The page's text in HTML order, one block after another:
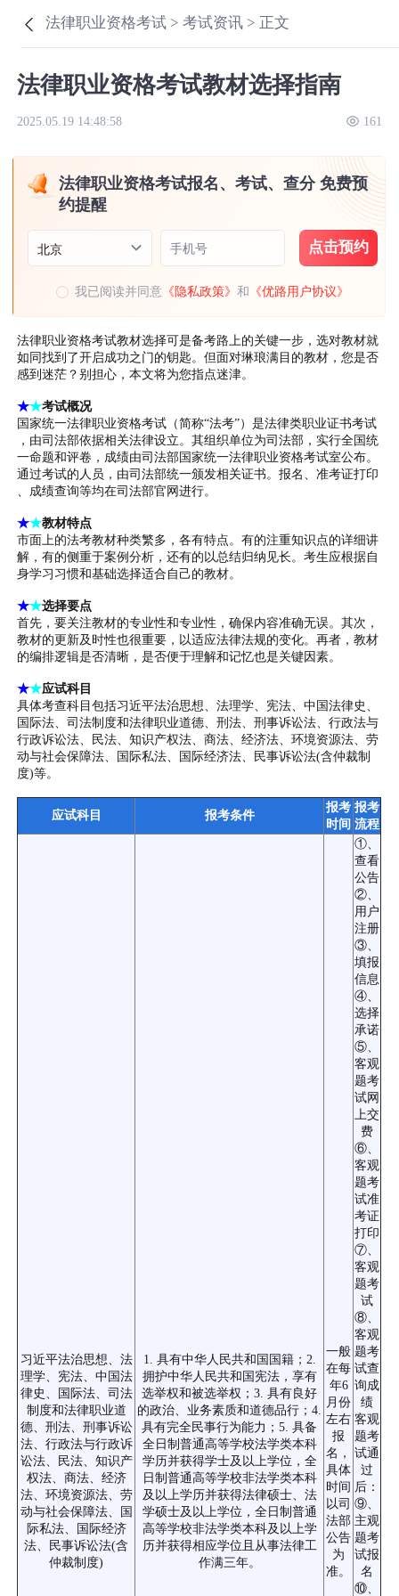
法律职业资格考试 >考试资讯 > 正文
法律职业资格考试教材选择指南
2025.05.19 14:48:58 161
法律职业资格考试报名、考试、查分 免费预
约提醒
北京 手机号 点击预约
我已阅读并同意 《隐私政策》和 《优路用户协议》
法律职业资格考试教材选择可是备考路上的关键一步，选对教材就
如同找到了开启成功之门的钥匙。但面对琳琅满目的教材，您是否
感到迷茫？别担心，本文将为您指点迷津。
★★考试概况
国家统一法律职业资格考试（简称“法考”）是法律类职业证书考试
，由司法部依据相关法律设立。其组织单位为司法部，实行全国统
一命题和评卷，成绩由司法部国家统一法律职业资格考试室公布。
通过考试的人员，由司法部统一颁发相关证书。报名、准考证打印
、成绩查询等均在司法部官网进行。
★★教材特点
市面上的法考教材种类繁多，各有特点。有的注重知识点的详细讲
解，有的侧重于案例分析，还有的以总结归纳见长。考生应根据自
身学习习惯和基础选择适合自己的教材。
★★选择要点
首先，要关注教材的专业性和专业性，确保内容准确无误。其次，
教材的更新及时性也很重要，以适应法律法规的变化。再者，教材
的编排逻辑是否清晰，是否便于理解和记忆也是关键因素。
★★应试科目
具体考查科目包括习近平法治思想、法理学、宪法、中国法律史、
国际法、司法制度和法律职业道德、刑法、刑事诉讼法、行政法与
行政诉讼法、民法、知识产权法、商法、经济法、环境资源法、劳
动与社会保障法、国际私法、国际经济法、民事诉讼法(含仲裁制
度)等。
应试科目 报考条件
报考
时间
报考
流程
习近平法治思想、法
理学、宪法、中国法
律史、国际法、司法
制度和法律职业道
德、刑法、刑事诉讼
法、行政法与行政诉
讼法、民法、知识产
权法、商法、经济
法、环境资源法、劳
动与社会保障法、国
际私法、国际经济
法、民事诉讼法(含
仲裁制度)
1. 具有中华人民共和国国籍；2.
拥护中华人民共和国宪法，享有
选举权和被选举权；3. 具有良好
的政治、业务素质和道德品行；4.
具有完全民事行为能力；5. 具备
全日制普通高等学校法学类本科
学历并获得学士及以上学位，全
日制普通高等学校非法学类本科
及以上学历并获得法律硕士、法
学硕士及以上学位，全日制普通
高等学校非法学类本科及以上学
历并获得相应学位且从事法律工
作满三年。
一般
在每
年6
月份
左右
报
名，
具体
时间
以司
法部
公告
为
准。
①、
查看
公告
②、
用户
注册
③、
填报
信息
④、
选择
承诺
⑤、
客观
题考
试网
上交
费
⑥、
客观
题考
试准
考证
打印
⑦、
客观
题考
试
⑧、
客观
题考
试查
询成
绩
客观
题考
试通
过
后：
⑨、
主观
题考
试报
名
⑩、